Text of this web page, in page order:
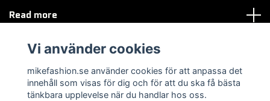
Read more
Sociala medier
Vi använder cookies
mikefashion.se använder cookies för att anpassa det
innehåll som visas för dig och för att du ska få bästa
tänkbara upplevelse när du handlar hos oss.